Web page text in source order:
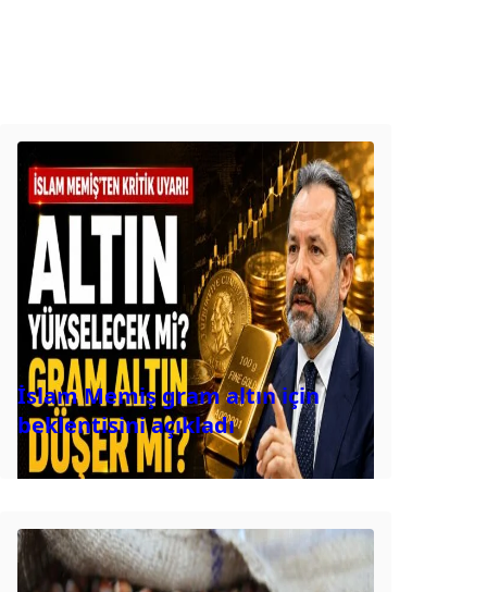
İslam Memiş gram altın için
beklentisini açıkladı